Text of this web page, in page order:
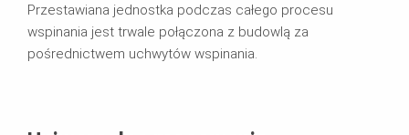
Przestawiana jednostka podczas całego procesu
wspinania jest trwale połączona z budowlą za
pośrednictwem uchwytów wspinania.